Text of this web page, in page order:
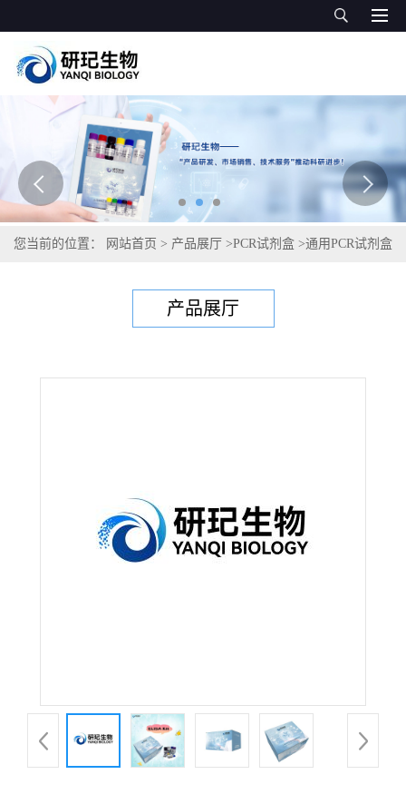
您当前的位置： 网站首页 > 产品展厅 >PCR试剂盒 >通用PCR试剂盒
产品展厅